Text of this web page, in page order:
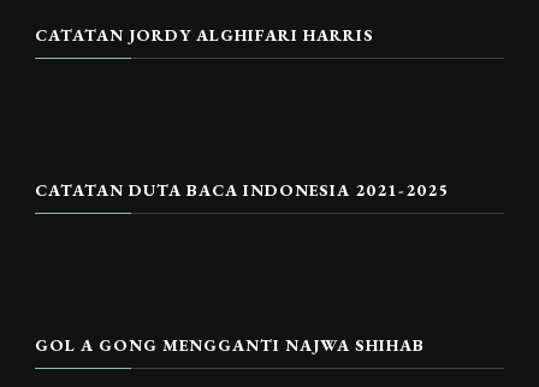
CATATAN JORDY ALGHIFARI HARRIS
CATATAN DUTA BACA INDONESIA 2021-2025
GOL A GONG MENGGANTI NAJWA SHIHAB